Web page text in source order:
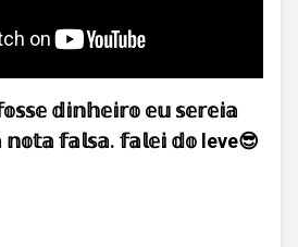
𝕕𝕚𝕟𝕙𝕖𝕚𝕣𝕠 𝕖𝕦 𝕤𝕖𝕣𝕖𝕚𝕒
𝕗𝕒𝕝𝕤𝕒. 𝕗𝕒𝕝𝕖𝕚 𝕕𝕠 leve😎